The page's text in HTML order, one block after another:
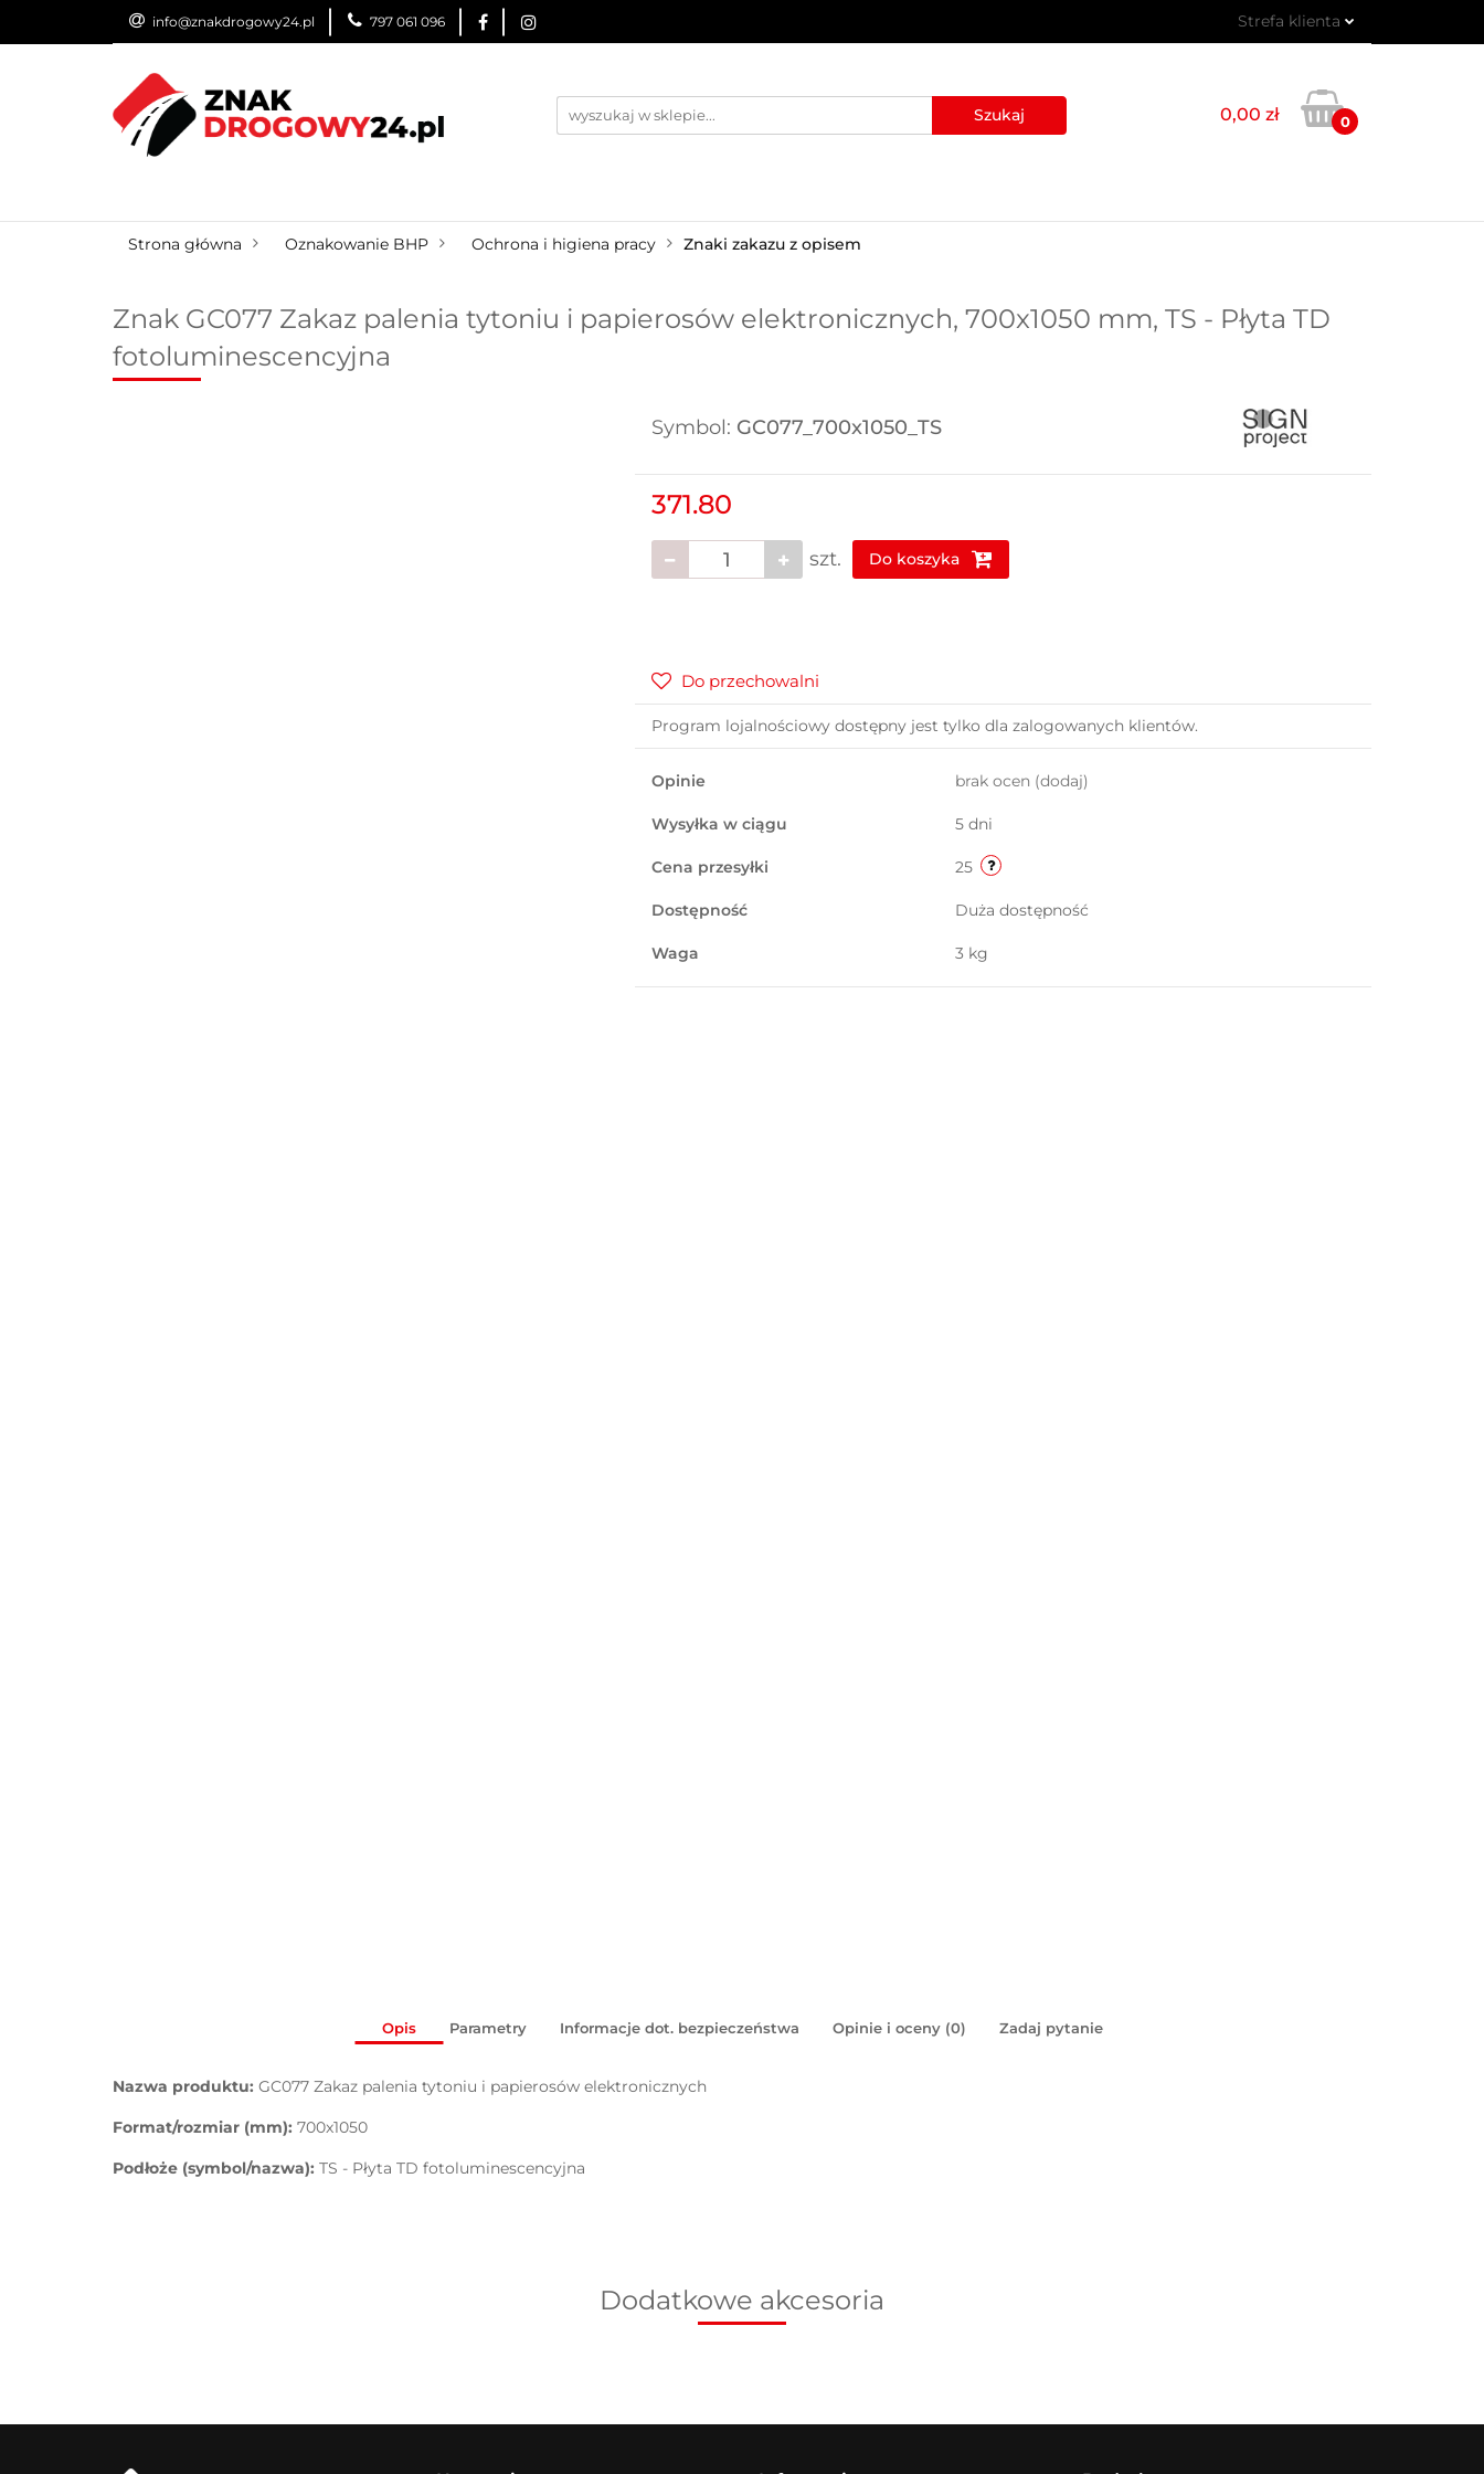
info@znakdrogowy24.pl 797 061 096 Strefa klienta
Zarejestruj się
Dodaj zgłoszenie
0,00 zł 0
ZNAKI DROGOWE URZĄDZENIA BRD
Strona główna Oznakowanie BHP Ochrona i higiena pracy Znaki zakazu z opisem
Znak GC077 Zakaz palenia tytoniu i papierosów elektronicznych, 700x1050 mm, TS - Płyta TD
fotoluminescencyjna
Symbol: GC077_700x1050_TS
371.80
szt. Do koszyka
Do przechowalni
Program lojalnościowy dostępny jest tylko dla zalogowanych klientów.
Opinie brak ocen (dodaj)
Wysyłka w ciągu 5 dni
Cena przesyłki 25
Dostępność Duża dostępność
Waga 3 kg
Opis Parametry Informacje dot. bezpieczeństwa Opinie i oceny (0) Zadaj pytanie
Nazwa produktu: GC077 Zakaz palenia tytoniu i papierosów elektronicznych
Format/rozmiar (mm): 700x1050
Podłoże (symbol/nazwa): TS - Płyta TD fotoluminescencyjna
Dodatkowe akcesoria